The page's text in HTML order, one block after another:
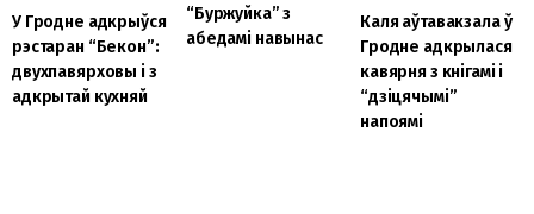
У Гродне адкрыўся
рэстаран “Бекон”:
двухпавярховы і з
адкрытай кухняй
“Буржуйка” з
абедамі навынас
Каля аўтавакзала ў
Гродне адкрылася
кавярня з кнігамі і
“дзіцячымі”
напоямі